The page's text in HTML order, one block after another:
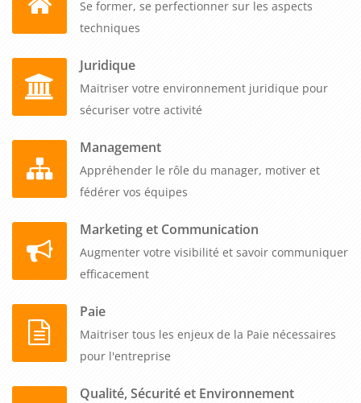
pour devenir un professionnel RH capable d'appréhender les
enjeux de l'IA et de piloter efficacement la transformation
Se former, se perfectionner sur les aspects
techniques
Juridique
Maitriser votre environnement juridique pour
sécuriser votre activité
Management
Appréhender le rôle du manager, motiver et
fédérer vos équipes
Marketing et Communication
Augmenter votre visibilité et savoir communiquer
efficacement
Paie
Maitriser tous les enjeux de la Paie nécessaires
pour l'entreprise
Qualité, Sécurité et Environnement